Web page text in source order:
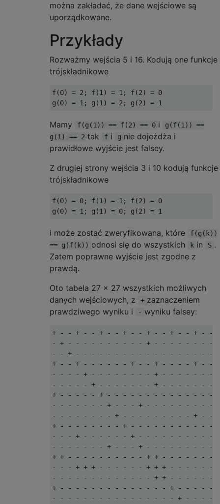
można zakładać, że dane wejściowe są
uporządkowane.
Przykłady
Rozważmy wejścia 5 i 16. Kodują one funkcje
trójskładnikowe
f(0) = 2; f(1) = 1; f(2) = 0
Mamy f(g(1)) == f(2) == 0 i
g(f(1)) ==
g(1) == 2 tak f i g nie dojeżdża i
prawidłowe wyjście jest falsey.
Z drugiej strony wejścia 3 i 10 kodują funkcje
trójskładnikowe
f(0) = 0; f(1) = 1; f(2) = 0
i może zostać zweryfikowana, które
f(g(k))
== g(f(k)) odnosi się do wszystkich k in S .
Zatem poprawne wyjście jest zgodne z
prawdą.
Oto tabela 27 × 27 wszystkich możliwych
danych wejściowych, z
+ zaznaczeniem
prawdziwego wyniku i
- wyniku falsey:
+ - - + - - + - - + - - + - - + - - + - -
- + - - - - - - - - - - + - - - - - - - -
- - + - - - - - - - - - - - - - - - - - -
+ - - + - - - - - - + - - + - - - - + - -
- - - - + - - - - - - - - + - - - - - - -
- - - - - + - - - - - - - + - - - - - - -
+ - - - - - + - - - - - - - - - - - - - -
- - - - - - - + - - - + - - - - - - - - -
- - - - - - - - + - - - - - - - - - + - -
+ - - - - - - - - + - - - - - - - - - - -
- - - + - - - - - - + - - - - - - - - - -
- - - - - - - + - - - + - - - - - - - - -
+ + - - - - - - - - - - + + - - - - - - -
- - - + + + - - - - - - + + + - - - - - -
- - - - - - - - - - - - - + + - - - - - -
+ - - - - - - - - - - - - - - + - - - - -
- - - - - - - - - - - - - - - - + - - - -